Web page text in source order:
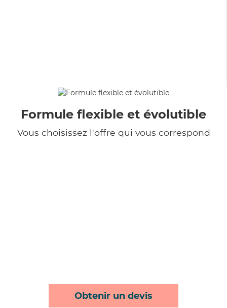
Formule flexible et évolutible
Vous choisissez l'offre qui vous correspond
Obtenir un devis